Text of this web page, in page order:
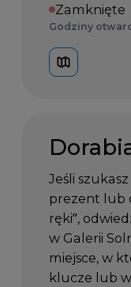
Zamknięte
Godziny
Jeśli
prezent lub
ręki”,
w Galerii
miejsce, w
klucze lub